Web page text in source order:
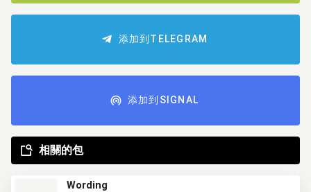
添加到TELEGRAM
添加到SIGNAL
相關的包
Wording